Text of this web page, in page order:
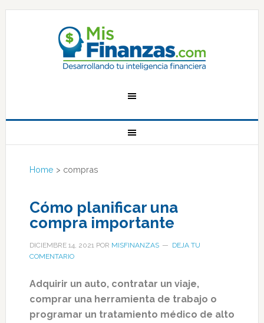
Home > compras
Cómo planificar una
compra importante
DICIEMBRE 14, 2021POR MISFINANZAS
DEJA TU
COMENTARIO
Adquirir un auto, contratar un viaje,
comprar una herramienta de trabajo o
programar un tratamiento médico de alto